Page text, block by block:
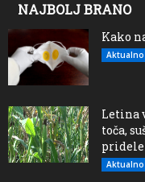
NAJBOLJ BRANO
Kako
Aktualno
Letina
toča,
Aktualno